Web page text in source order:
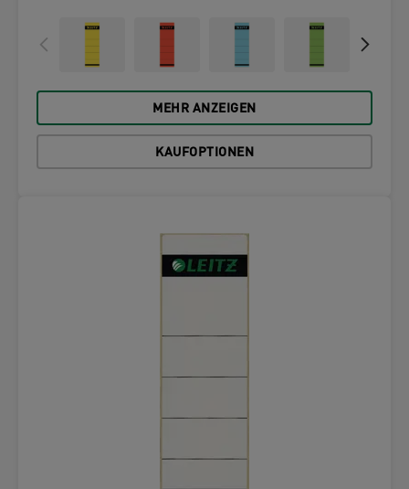
MEHR ANZEIGEN
KAUFOPTIONEN